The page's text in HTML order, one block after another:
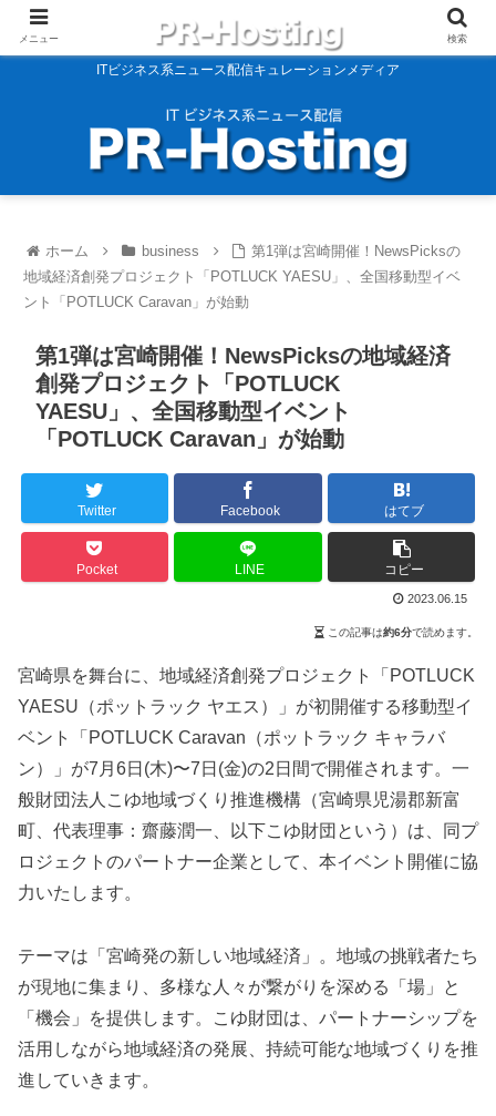
ITビジネス系ニュース配信キュレーションメディア
ホーム business
第1弾は宮崎開催！NewsPicksの
地域経済創発プロジェクト「POTLUCK YAESU」、全国移動型イベ
ント「POTLUCK Caravan」が始動
第1弾は宮崎開催！NewsPicksの地域経済
創発プロジェクト「POTLUCK
YAESU」、全国移動型イベント
「POTLUCK Caravan」が始動
Twitter Facebook はてブ
Pocket LINE コピー
2023.06.15
この記事は約6分で読めます。
宮崎県を舞台に、地域経済創発プロジェクト「POTLUCK
YAESU（ポットラック ヤエス）」が初開催する移動型イ
ベント「POTLUCK Caravan（ポットラック キャラバ
ン）」が7月6日(木)〜7日(金)の2日間で開催されます。一
般財団法人こゆ地域づくり推進機構（宮崎県児湯郡新富
町、代表理事：齋藤潤一、以下こゆ財団という）は、同プ
ロジェクトのパートナー企業として、本イベント開催に協
力いたします。
テーマは「宮崎発の新しい地域経済」。地域の挑戦者たち
が現地に集まり、多様な人々が繋がりを深める「場」と
「機会」を提供します。こゆ財団は、パートナーシップを
活用しながら地域経済の発展、持続可能な地域づくりを推
進していきます。
メニュー 検索